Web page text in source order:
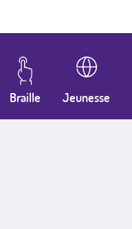
Braille Jeunesse